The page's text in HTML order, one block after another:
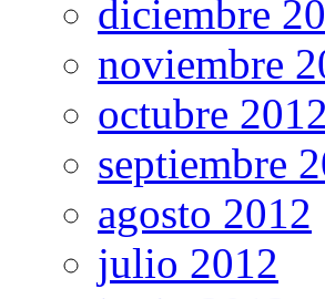
diciembre
noviembre
octubre 2012
septiembre
agosto 2012
julio 2012